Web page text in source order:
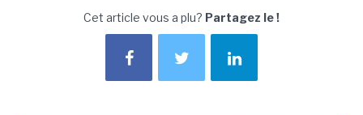
Cet article vous a plu? Partagez le !